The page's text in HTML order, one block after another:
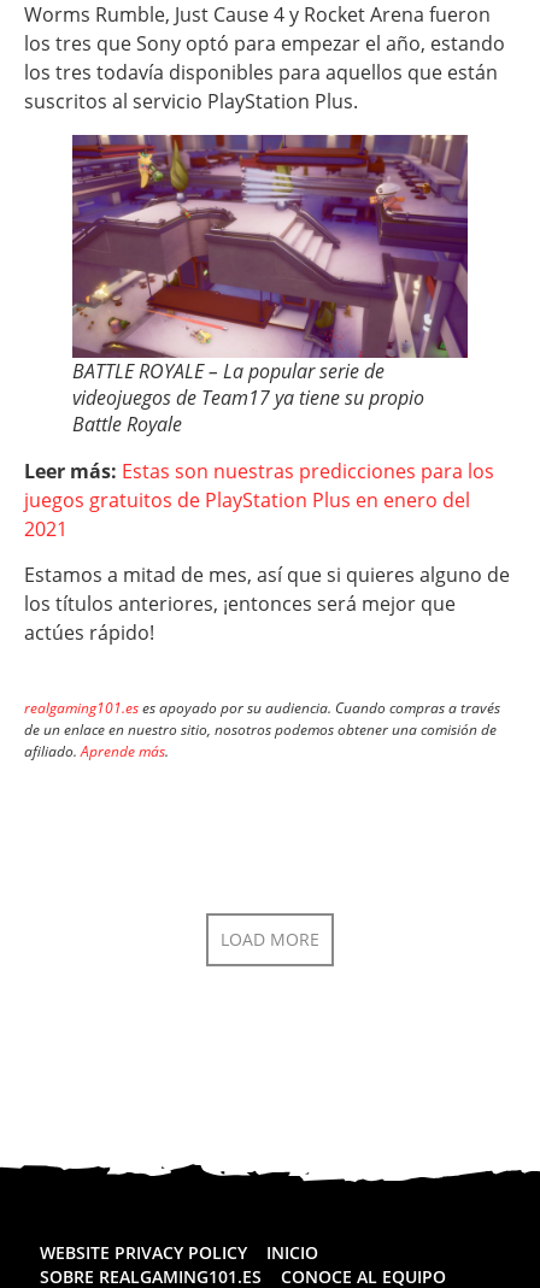
Worms Rumble, Just Cause 4 y Rocket Arena fueron
los tres que Sony optó para empezar el año, estando
los tres todavía disponibles para aquellos que están
suscritos al servicio PlayStation Plus.
BATTLE ROYALE – La popular serie de
videojuegos de Team17 ya tiene su propio
Battle Royale
Leer más: Estas son nuestras predicciones para los
juegos gratuitos de PlayStation Plus en enero del
2021
Estamos a mitad de mes, así que si quieres alguno de
los títulos anteriores, ¡entonces será mejor que
actúes rápido!
realgaming101.eses apoyado por su audiencia. Cuando compras a través
de un enlace en nuestro sitio, nosotros podemos obtener una comisión de
afiliado.Aprende más.
LOAD MORE
WEBSITE PRIVACY POLICY
INICIO
SOBRE REALGAMING101.ES
CONOCE AL EQUIPO